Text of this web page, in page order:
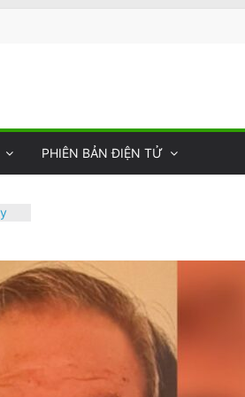
PHIÊN BẢN ĐIỆN TỬ